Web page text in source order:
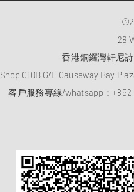
28
香港銅鑼灣軒尼
Shop G10B G/F Causeway Bay
客戶服務專線/whatsapp：+852